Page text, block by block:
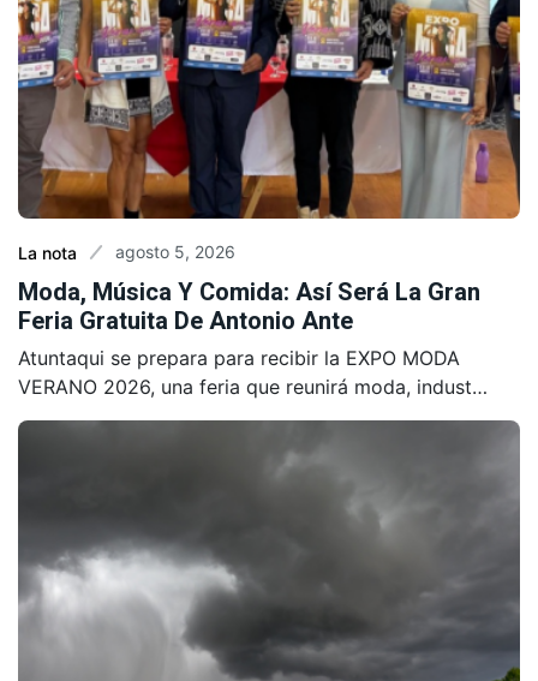
La nota agosto 5, 2026
Moda, Música Y Comida: Así Será La Gran
Feria Gratuita De Antonio Ante
Atuntaqui se prepara para recibir la EXPO MODA
VERANO 2026, una feria que reunirá moda, indust…